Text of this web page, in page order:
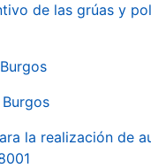
de las grúas y
la realización de